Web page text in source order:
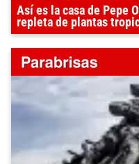
Así es la casa de Pepe
repleta de plantas